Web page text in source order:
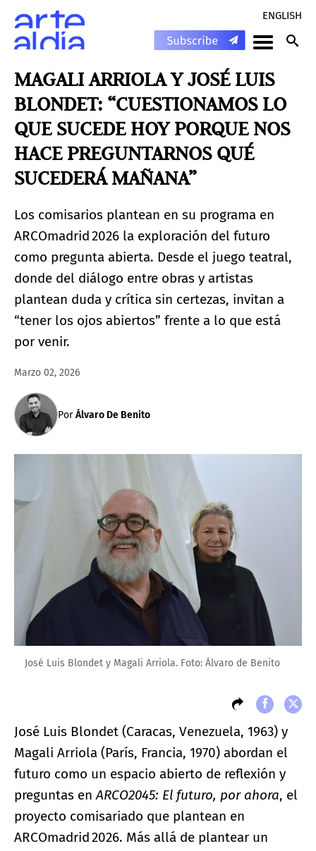
ENGLISH
MAGALI ARRIOLA Y JOSÉ LUIS
BLONDET: “CUESTIONAMOS LO
QUE SUCEDE HOY PORQUE NOS
HACE PREGUNTARNOS QUÉ
SUCEDERÁ MAÑANA”
Los comisarios plantean en su programa en
ARCOmadrid 2026 la exploración del futuro
como pregunta abierta. Desde el juego teatral,
donde del diálogo entre obras y artistas
plantean duda y crítica sin certezas, invitan a
“tener los ojos abiertos” frente a lo que está
por venir.
Marzo 02, 2026
PorÁlvaro De Benito
José Luis Blondet y Magali Arriola. Foto: Álvaro de Benito
José Luis Blondet (Caracas, Venezuela, 1963) y
Magali Arriola (París, Francia, 1970) abordan el
futuro como un espacio abierto de reflexión y
preguntas enARCO2045: El futuro, por ahora, el
proyecto comisariado que plantean en
ARCOmadrid 2026. Más allá de plantear un